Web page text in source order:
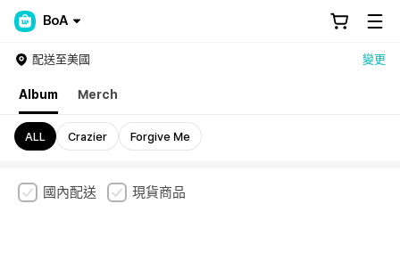
BoA
配送至美國 變更
Album Merch
ALL Crazier Forgive Me
國內配送 現貨商品